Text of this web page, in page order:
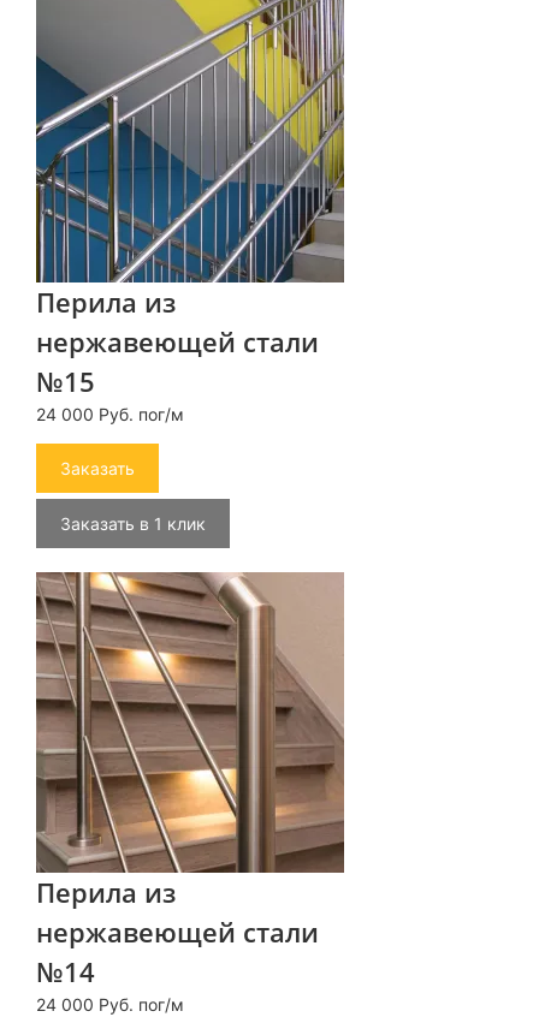
Перила из
нержавеющей стали
№15
24 000 Руб. пог/м
Заказать
Заказать в 1 клик
Перила из
нержавеющей стали
№14
24 000 Руб. пог/м